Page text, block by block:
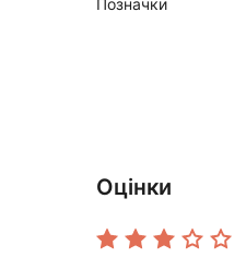
Оцінки